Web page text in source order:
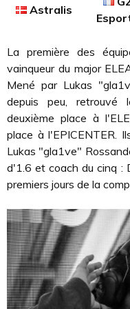
Astralis
La première des
vainqueur du major
Mené par Lukas
depuis peu, retrouvé
deuxième place à
place à l'EPICENTER.
Lukas "gla1ve"
d'1.6 et coach du cinq :
premiers jours de la